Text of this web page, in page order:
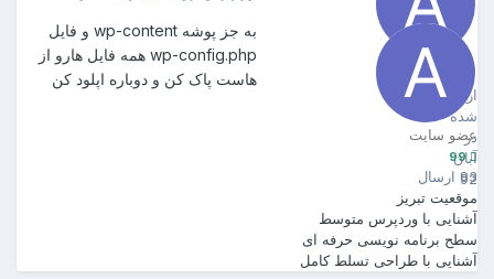
aminvl
ارسال
شده
در
آبان
92
عضو سایت
99
83 ارسال
موقعیت تبریز
آشنایی با وردپرس متوسط
سطح برنامه نویسی حرفه ای
آشنایی با طراحی تسلط کامل
به جز پوشه wp-content و فایل
wp-config.php همه فایل هارو از
هاست پاک کن و دوباره اپلود کن